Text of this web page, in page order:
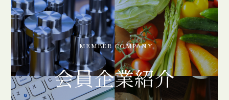
MEMBER COMPANY
会員企業紹介